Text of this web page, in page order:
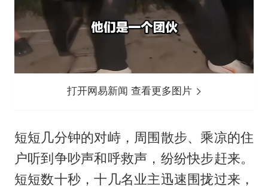
打开网易新闻 查看更多图片
短短几分钟的对峙，周围散步、乘凉的住
户听到争吵声和呼救声，纷纷快步赶来。
短短数十秒，十几名业主迅速围拢过来，